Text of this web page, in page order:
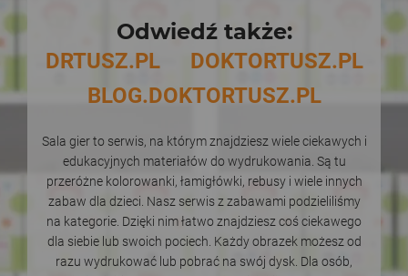
Odwiedź także:
DRTUSZ.PL
DOKTORTUSZ.PL
BLOG.DOKTORTUSZ.PL
Sala gier to serwis, na którym znajdziesz wiele ciekawych i
edukacyjnych materiałów do wydrukowania. Są tu
przeróżne kolorowanki, łamigłówki, rebusy i wiele innych
zabaw dla dzieci. Nasz serwis z zabawami podzieliliśmy
na kategorie. Dzięki nim łatwo znajdziesz coś ciekawego
dla siebie lub swoich pociech. Każdy obrazek możesz od
razu wydrukować lub pobrać na swój dysk. Dla osób,